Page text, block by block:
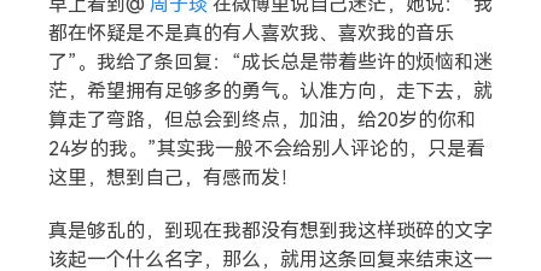
都在怀疑是不是真的有人喜欢我、喜欢我的音乐
了”。我给了条回复：“成长总是带着些许的烦恼和迷
茫，希望拥有足够多的勇气。认准方向，走下去，就
算走了弯路，但总会到终点，加油，给20岁的你和
24岁的我。”其实我一般不会给别人评论的，只是看
这里，想到自己，有感而发！
真是够乱的，到现在我都没有想到我这样琐碎的文字
该起一个什么名字，那么，就用这条回复来结束这一